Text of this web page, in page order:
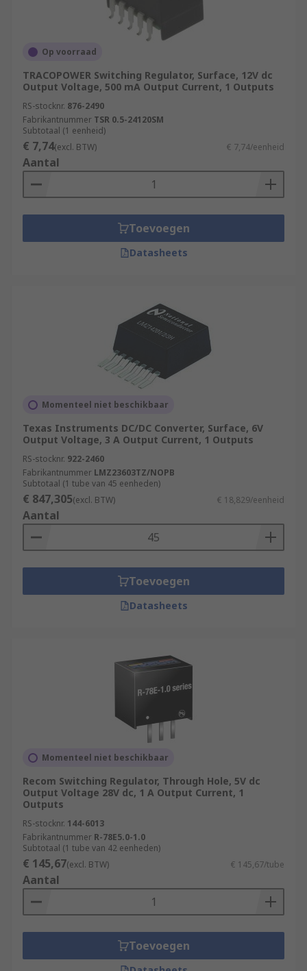
Op voorraad
TRACOPOWER Switching Regulator, Surface, 12V dc
Output Voltage, 500 mA Output Current, 1 Outputs
RS-stocknr. 876-2490
Fabrikantnummer TSR 0.5-24120SM
Subtotaal (1 eenheid)
€ 7,74(excl. BTW) € 7,74/eenheid
Aantal
Toevoegen
Datasheets
Momenteel niet beschikbaar
Texas Instruments DC/DC Converter, Surface, 6V
Output Voltage, 3 A Output Current, 1 Outputs
RS-stocknr. 922-2460
Fabrikantnummer LMZ23603TZ/NOPB
Subtotaal (1 tube van 45 eenheden)
€ 847,305(excl. BTW) € 18,829/eenheid
Aantal
Toevoegen
Datasheets
Momenteel niet beschikbaar
Recom Switching Regulator, Through Hole, 5V dc
Output Voltage 28V dc, 1 A Output Current, 1
Outputs
RS-stocknr. 144-6013
Fabrikantnummer R-78E5.0-1.0
Subtotaal (1 tube van 42 eenheden)
€ 145,67(excl. BTW) € 145,67/tube
Aantal
Toevoegen